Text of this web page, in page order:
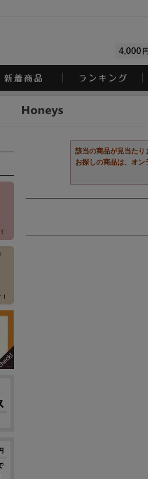
該当の商品が見当たり
お探しの商品は、オン